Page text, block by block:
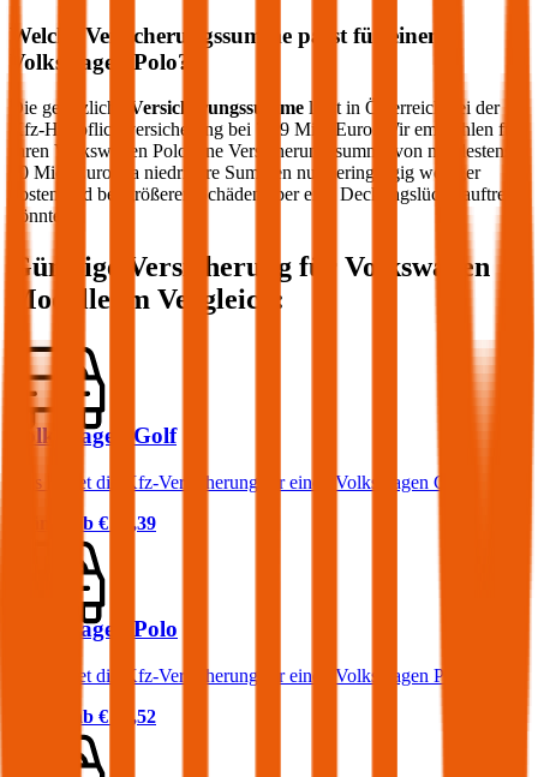
Welche Versicherungssumme passt für einen
Volkswagen
Polo?
Die gesetzliche Versicherungssumme liegt in Österreich bei der
Kfz-Haftpflichtversicherung bei 7,79 Mio. Euro. Wir empfehlen für
Ihren Volkswagen Polo
eine Versicherungssumme von mindestens
20 Mio. Euro, da niedrigere Summen nur geringfügig weniger
kosten und bei größeren Schäden aber eine Deckungslücke auftreten
könnte.
Günstige Versicherung für Volkswagen
Modelle im Vergleich:
Volkswagen Golf
Was kostet die Kfz-Versicherung für einen Volkswagen Golf?
Prämie ab € 50,39
Volkswagen Polo
Was kostet die Kfz-Versicherung für einen Volkswagen Polo?
Prämie ab € 38,52